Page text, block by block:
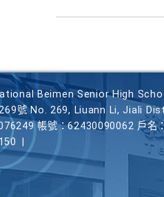
Beimen Senior High
號 No. 269, Liuann Li, Jiali
帳號：62430090062 戶名